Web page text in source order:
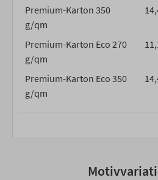
Premium-Karton 350
g/qm
Premium-Karton Eco 270
g/qm
Premium-Karton Eco 350
g/qm